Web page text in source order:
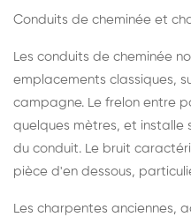
Conduits de cheminée et
Les conduits de cheminée
emplacements classiques,
campagne. Le frelon entre
quelques mètres, et installe
du conduit. Le bruit
pièce d'en dessous,
Les charpentes anciennes,